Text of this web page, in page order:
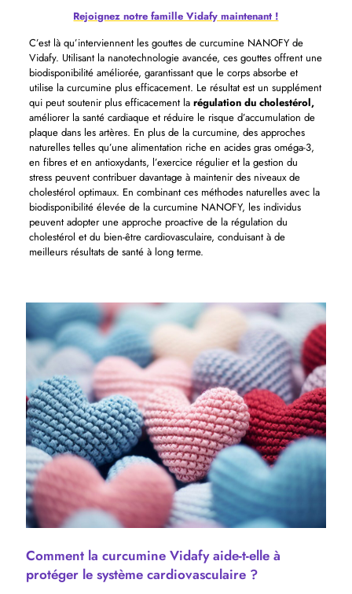
Rejoignez notre famille Vidafy maintenant !
C’est là qu’interviennent les gouttes de curcumine NANOFY de
Vidafy. Utilisant la nanotechnologie avancée, ces gouttes offrent une
biodisponibilité améliorée, garantissant que le corps absorbe et
utilise la curcumine plus efficacement. Le résultat est un supplément
qui peut soutenir plus efficacement la régulation du cholestérol,
améliorer la santé cardiaque et réduire le risque d’accumulation de
plaque dans les artères. En plus de la curcumine, des approches
naturelles telles qu’une alimentation riche en acides gras oméga-3,
en fibres et en antioxydants, l’exercice régulier et la gestion du
stress peuvent contribuer davantage à maintenir des niveaux de
cholestérol optimaux. En combinant ces méthodes naturelles avec la
biodisponibilité élevée de la curcumine NANOFY, les individus
peuvent adopter une approche proactive de la régulation du
cholestérol et du bien-être cardiovasculaire, conduisant à de
meilleurs résultats de santé à long terme.
Comment la curcumine Vidafy aide-t-elle à
protéger le système cardiovasculaire ?